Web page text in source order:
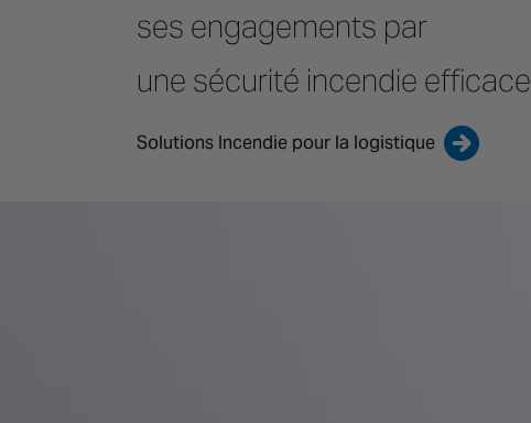
ses engagements par
une sécurité incendie efficace
Solutions Incendie pour la logistique